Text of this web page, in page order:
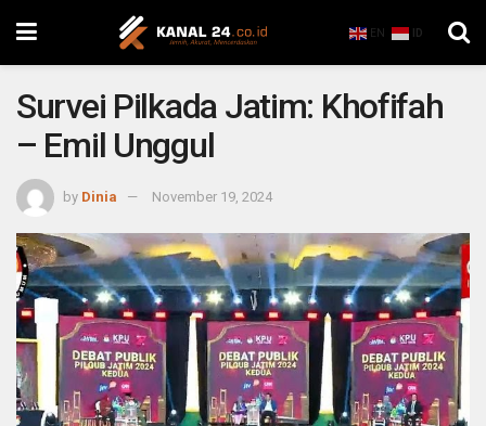
EN ID
Survei Pilkada Jatim: Khofifah
– Emil Unggul
by Dinia November 19, 2024